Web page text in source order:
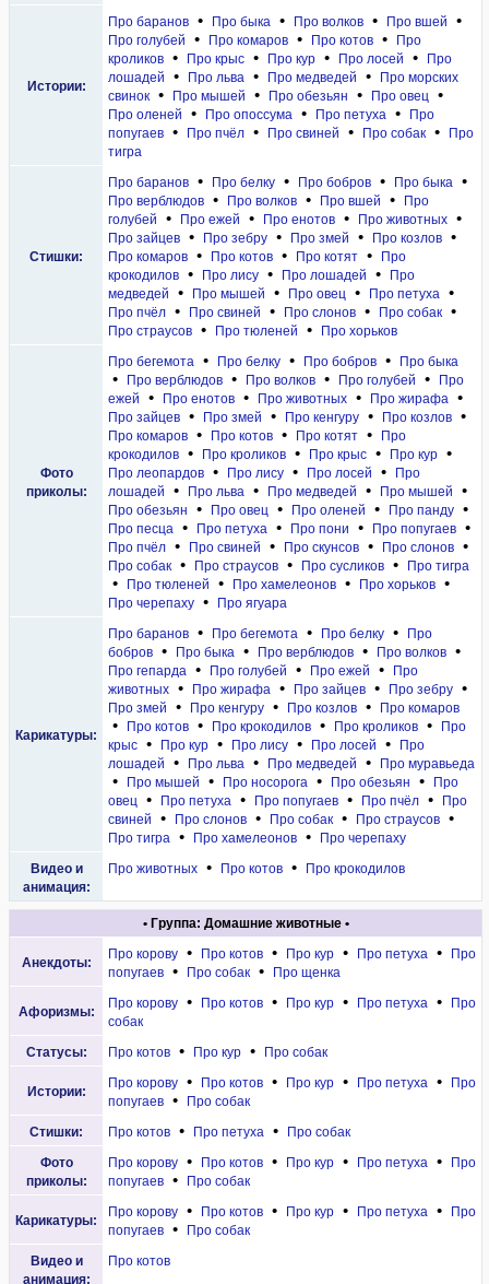
Истории:
Про баранов • Про быка • Про волков • Про вшей •
Про голубей • Про комаров • Про котов •
Про
кроликов • Про крыс • Про кур • Про лосей •
Про
лошадей
• Про льва • Про медведей •
Про морских
свинок • Про мышей • Про обезьян • Про овец •
Про оленей • Про опоссума • Про петуха •
Про
попугаев • Про пчёл • Про свиней • Про собак •
Про
тигра
Стишки:
Про баранов • Про белку • Про бобров • Про быка •
Про верблюдов • Про волков • Про вшей •
Про
голубей
• Про ежей • Про енотов • Про животных •
Про зайцев • Про зебру • Про змей • Про козлов •
Про комаров • Про котов • Про котят •
Про
крокодилов • Про лису • Про лошадей •
Про
медведей
• Про мышей • Про овец • Про петуха •
Про пчёл • Про свиней • Про слонов • Про собак •
Про страусов • Про тюленей • Про хорьков
Фото
приколы:
Про бегемота • Про белку • Про бобров • Про быка
• Про верблюдов • Про волков • Про голубей •
Про
ежей
• Про енотов • Про животных • Про жирафа •
Про зайцев • Про змей • Про кенгуру • Про козлов •
Про комаров • Про котов • Про котят •
Про
крокодилов • Про кроликов • Про крыс • Про кур •
Про леопардов • Про лису • Про лосей •
Про
лошадей
• Про льва • Про медведей • Про мышей •
Про обезьян • Про овец • Про оленей • Про панду •
Про песца • Про петуха • Про пони • Про попугаев •
Про пчёл • Про свиней • Про скунсов • Про слонов •
Про собак • Про страусов • Про сусликов • Про тигра
• Про тюленей • Про хамелеонов • Про хорьков •
Про черепаху • Про ягуара
Карикатуры:
Про баранов • Про бегемота • Про белку •
Про
бобров • Про быка • Про верблюдов • Про волков •
Про гепарда • Про голубей • Про ежей •
Про
животных • Про жирафа • Про зайцев • Про зебру •
Про змей • Про кенгуру • Про козлов • Про комаров
• Про котов • Про крокодилов • Про кроликов •
Про
крыс • Про кур • Про лису • Про лосей •
Про
лошадей
• Про льва • Про медведей • Про муравьеда
• Про мышей • Про носорога • Про обезьян •
Про
овец • Про петуха • Про попугаев • Про пчёл •
Про
свиней
• Про слонов • Про собак • Про страусов •
Про тигра • Про хамелеонов •
Про черепаху
Видео и
анимация:
Про животных • Про котов • Про крокодилов
• Группа: Домашние животные •
Анекдоты:
Про корову • Про котов • Про кур • Про петуха •
Про
попугаев • Про собак • Про щенка
Афоризмы:
Про корову • Про котов • Про кур • Про петуха •
Про
собак
Статусы:
Про котов • Про кур • Про собак
Истории:
Про корову • Про котов • Про кур • Про петуха •
Про
попугаев •
Про собак
Стишки:
Про котов • Про петуха •
Про собак
Фото
приколы:
Про корову • Про котов • Про кур • Про петуха •
Про
попугаев • Про собак
Карикатуры:
Про корову • Про котов • Про кур • Про петуха •
Про
попугаев •
Про собак
Видео и
анимация:
Про котов